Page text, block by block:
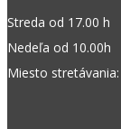
Streda od 17.00 h
Nedeľa od 10.00h
Miesto